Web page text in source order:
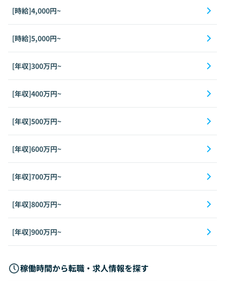
[時給]4,000円~
[時給]5,000円~
[年収]300万円~
[年収]400万円~
[年収]500万円~
[年収]600万円~
[年収]700万円~
[年収]800万円~
[年収]900万円~
稼働時間から転職・求人情報を探す